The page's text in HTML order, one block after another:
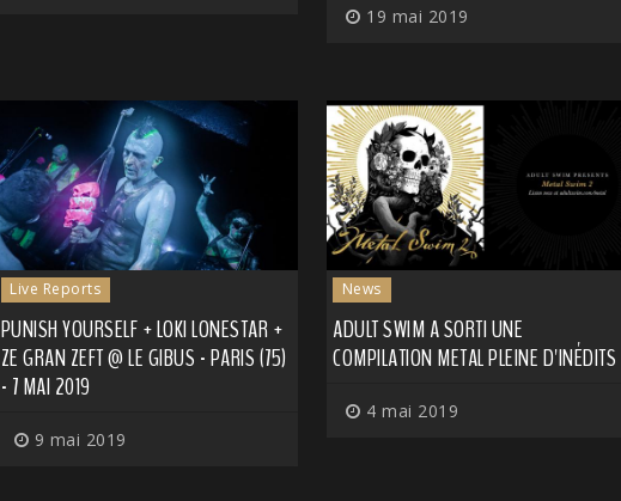
19 mai 2019
Live Reports
PUNISH YOURSELF + LOKI LONESTAR +
ZE GRAN ZEFT @ LE GIBUS - PARIS (75)
- 7 MAI 2019
9 mai 2019
News
ADULT SWIM A SORTI UNE
COMPILATION METAL PLEINE D'INÉDITS
4 mai 2019